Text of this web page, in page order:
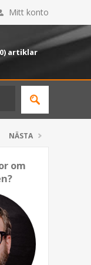
Mitt konto
artiklar
NÄSTA
om